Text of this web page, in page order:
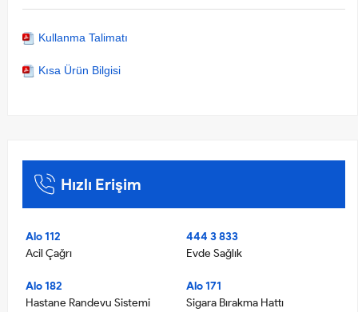
Kullanma Talimatı
Kısa Ürün Bilgisi
Hızlı Erişim
Alo 112
Acil Çağrı
444 3 833
Evde Sağlık
Alo 182
Hastane Randevu Sistemi
Alo 171
Sigara Bırakma Hattı